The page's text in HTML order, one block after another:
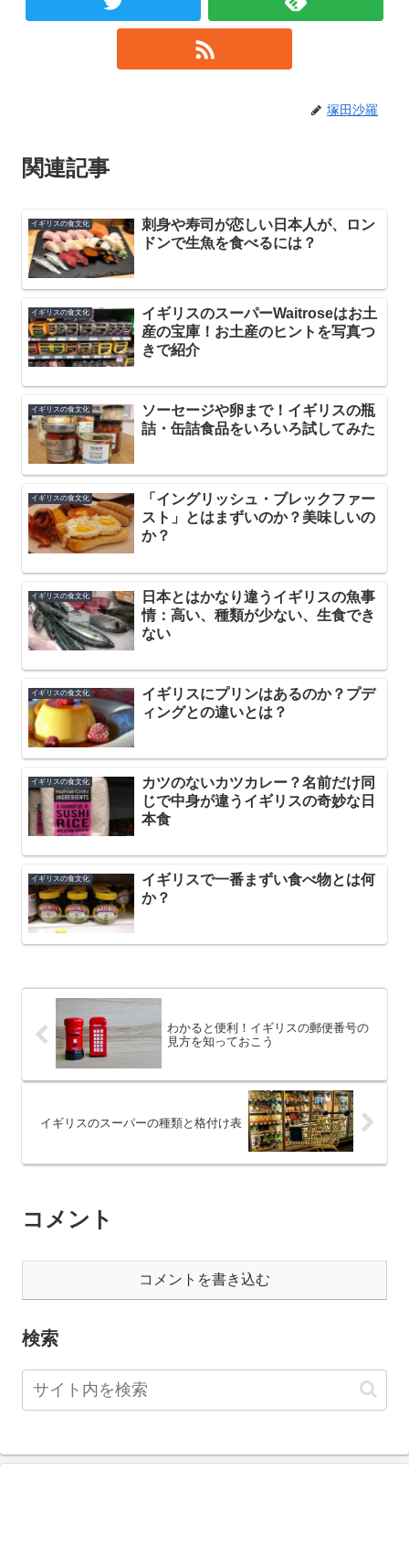
塚田沙羅
関連記事
イギリスの食文化
刺身や寿司が恋しい日本人が、ロン
ドンで生魚を食べるには？
イギリスの食文化
イギリスのスーパーWaitroseはお土
産の宝庫！お土産のヒントを写真つ
きで紹介
イギリスの食文化
ソーセージや卵まで！イギリスの瓶
詰・缶詰食品をいろいろ試してみた
イギリスの食文化
「イングリッシュ・ブレックファー
スト」とはまずいのか？美味しいの
か？
イギリスの食文化
日本とはかなり違うイギリスの魚事
情：高い、種類が少ない、生食でき
ない
イギリスの食文化
イギリスにプリンはあるのか？プデ
ィングとの違いとは？
イギリスの食文化
カツのないカツカレー？名前だけ同
じで中身が違うイギリスの奇妙な日
本食
イギリスの食文化
イギリスで一番まずい食べ物とは何
か？
わかると便利！イギリスの郵便番号の
見方を知っておこう
イギリスのスーパーの種類と格付け表
コメント
コメントを書き込む
検索